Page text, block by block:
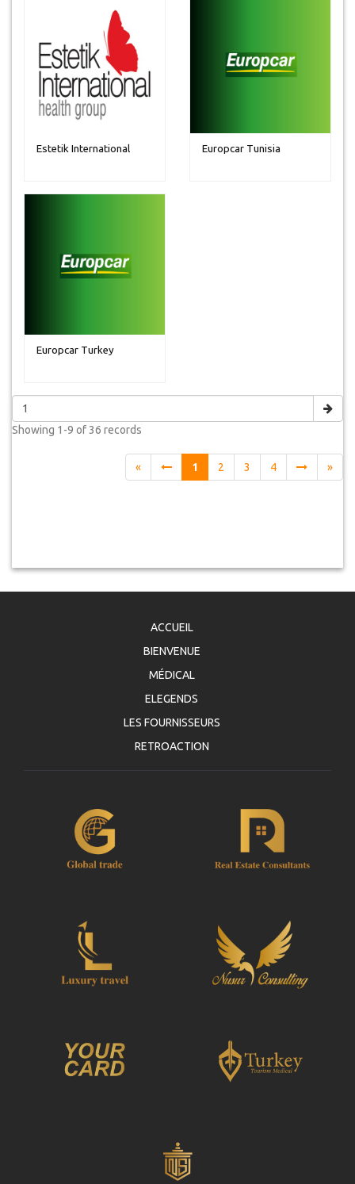
Estetik International Europcar Tunisia
Europcar Turkey
Showing 1-9 of 36 records
« 1 2 3 4 »
ACCUEIL
BIENVENUE
MÉDICAL
ELEGENDS
LES FOURNISSEURS
RETROACTION